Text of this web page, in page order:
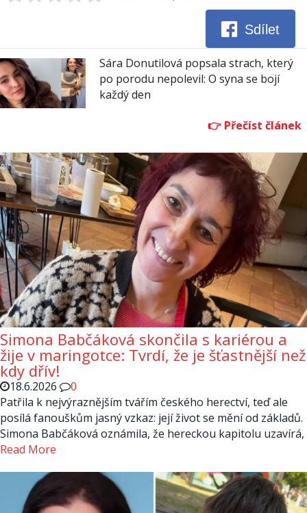
Sdílet
Sára Donutilová popsala strach, který
po porodu nepolevil: O syna se bojí
každý den
Simona Babčáková skončila s kariérou a
žije v maringotce: Tvrdí, že je šťastnější než
kdy dřív!
18.6.2026
0
Patřila k nejvýraznějším tvářím českého herectví, teď ale
posílá fanouškům jasný vzkaz: její život se mění od základů.
Simona Babčáková oznámila, že hereckou kapitolu uzavírá,
Read More